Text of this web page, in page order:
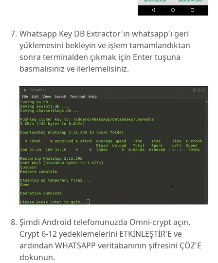
Whatsapp Key DB Extractor'ın whatsapp'ı geri
yüklemesini bekleyin ve işlem tamamlandıktan
sonra terminalden çıkmak için Enter tuşuna
basmalısınız ve ilerlemelisiniz.
Şimdi Android telefonunuzda Omni-crypt açın.
Crypt 6-12 yedeklemelerini ETKİNLEŞTİR'E ve
ardından WHATSAPP veritabanının şifresini ÇÖZ'E
dokunun.